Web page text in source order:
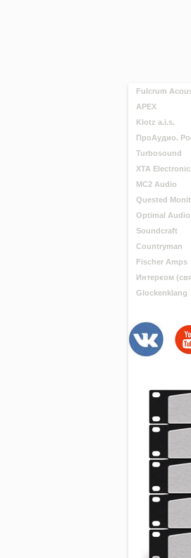
Fulcrum
APEX
Klotz a.i.s.
ПроАудио.
Turbosound
XTA
MC2 Audio
Quested
Optimal Audio
Soundcraft
Countryman
Fischer Amps
Интерком
Glockenklang